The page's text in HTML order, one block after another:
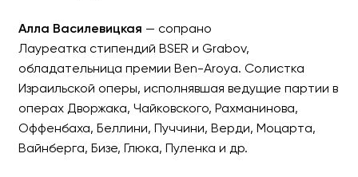
Алла Василевицкая — сопрано
Лауреатка стипендий BSER и Grabov,
обладательница премии Ben-Aroya. Солистка
Израильской оперы, исполнявшая ведущие партии в
операх Дворжака, Чайковского, Рахманинова,
Оффенбаха, Беллини, Пуччини, Верди, Моцарта,
Вайнберга, Бизе, Глюка, Пуленка и др.